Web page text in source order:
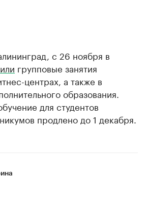
с 26 ноября в
групповые занятия
центрах, а также в
образования.
для студентов
продлено до 1 декабря.